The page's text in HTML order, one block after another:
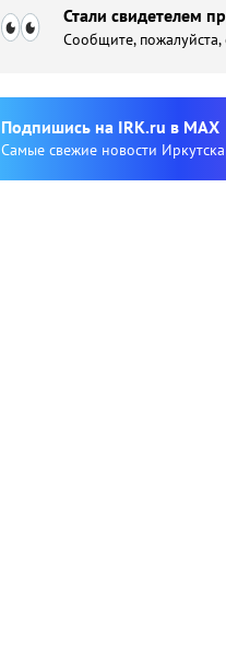
Стали свидетелем
Сообщите,
Подпишиcь на IRK.ru в MAX
Cамые свежие новости Иркутска